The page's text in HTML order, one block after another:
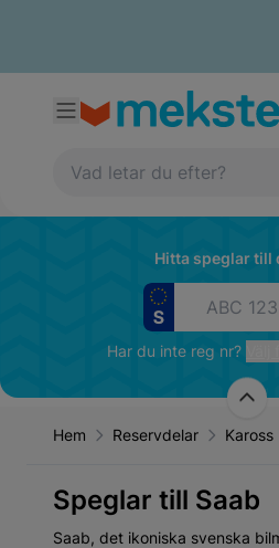
Hitta speglar till
Har du inte reg nr?
Hem Reservdelar Kaross
Speglar till Saab
Saab, det ikoniska svenska